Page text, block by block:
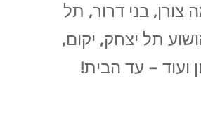
צורן, בני דרור, תל
תל יצחק, יקום,
ועוד– עד הבית!